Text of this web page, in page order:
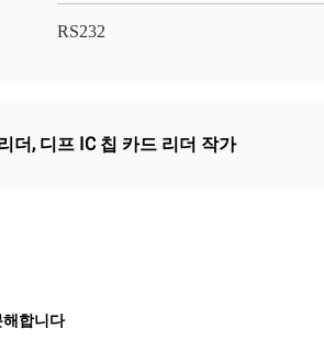
RS232
더, 디프 IC 칩 카드 리더 작가
합니다